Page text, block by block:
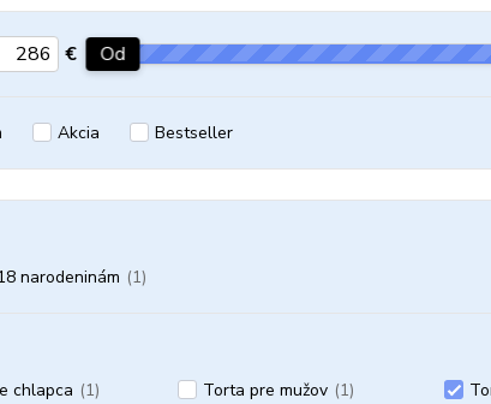
€ Od
Akcia Bestseller
narodeninám (1)
chlapca (1) Torta pre mužov (1)